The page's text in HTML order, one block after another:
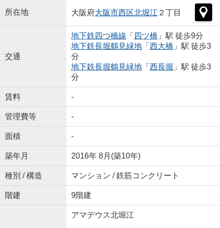
所在地 大阪府大阪市西区北堀江 ２丁目
交通
地下鉄四つ橋線 「 四ツ橋 」駅 徒歩9分
地下鉄長堀鶴見緑地「 西大橋 」駅 徒歩3
分
地下鉄長堀鶴見緑地「 西長堀 」駅 徒歩3
分
賃料 -
管理費等 -
面積 -
築年月 2016年 8月(築10年)
種別 / 構造 マンション / 鉄筋コンクリート
階建 9階建
アマデウス北堀江